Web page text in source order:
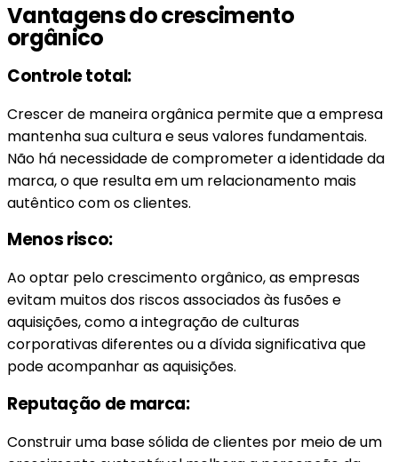
Vantagens do crescimento
orgânico
Controle total:
Crescer de maneira orgânica permite que a empresa
mantenha sua cultura e seus valores fundamentais.
Não há necessidade de comprometer a identidade da
marca, o que resulta em um relacionamento mais
autêntico com os clientes.
Menos risco:
Ao optar pelo crescimento orgânico, as empresas
evitam muitos dos riscos associados às fusões e
aquisições, como a integração de culturas
corporativas diferentes ou a dívida significativa que
pode acompanhar as aquisições.
Reputação de marca:
Construir uma base sólida de clientes por meio de um